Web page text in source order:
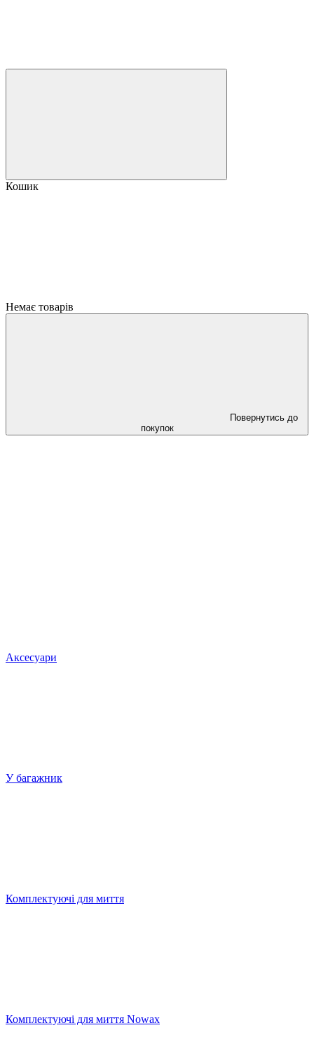
Кошик
Немає товарів
Повернутись до
покупок
Аксесуари
У багажник
Комплектуючі для миття
Комплектуючі для миття Nowax